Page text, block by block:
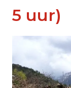
5 uur)